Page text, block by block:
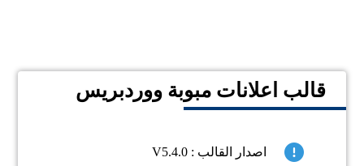
قالب اعلانات مبوبة ووردبريس
اصدار القالب : V5.4.0